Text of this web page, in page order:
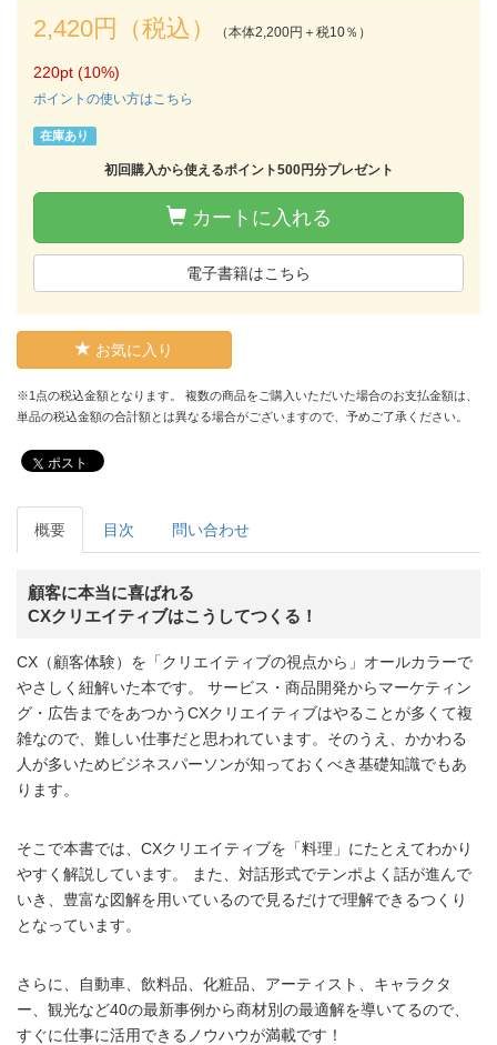
2,420円（税込） （本体2,200円＋税10％）
220pt (10%)
ポイントの使い方はこちら
在庫あり
初回購入から使えるポイント500円分プレゼント
カートに入れる
電子書籍はこちら
お気に入り
※1点の税込金額となります。 複数の商品をご購入いただいた場合のお支払金額は、
単品の税込金額の合計額とは異なる場合がございますので、予めご了承ください。
ポスト
概要 目次 問い合わせ
顧客に本当に喜ばれる
CXクリエイティブはこうしてつくる！
CX（顧客体験）を「クリエイティブの視点から」オールカラーで
やさしく紐解いた本です。 サービス・商品開発からマーケティン
グ・広告までをあつかうCXクリエイティブはやることが多くて複
雑なので、難しい仕事だと思われています。そのうえ、かかわる
人が多いためビジネスパーソンが知っておくべき基礎知識でもあ
ります。
そこで本書では、CXクリエイティブを「料理」にたとえてわかり
やすく解説しています。 また、対話形式でテンポよく話が進んで
いき、豊富な図解を用いているので見るだけで理解できるつくり
となっています。
さらに、自動車、飲料品、化粧品、アーティスト、キャラクタ
ー、観光など40の最新事例から商材別の最適解を導いてるので、
すぐに仕事に活用できるノウハウが満載です！